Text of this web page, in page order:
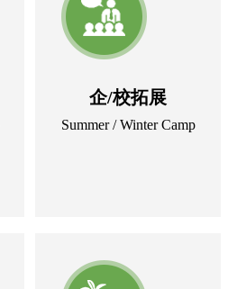
企/校拓展
Summer / Winter Camp